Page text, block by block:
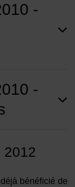
-
-
2012
bénéficié de